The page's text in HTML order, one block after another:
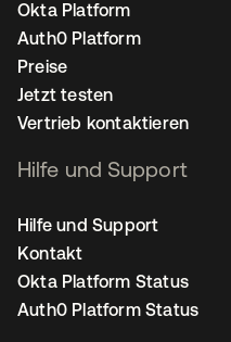
Okta Platform
Auth0 Platform
Preise
Jetzt testen
Vertrieb kontaktieren
Hilfe und Support
Hilfe und Support
Kontakt
Okta Platform Status
Auth0 Platform Status